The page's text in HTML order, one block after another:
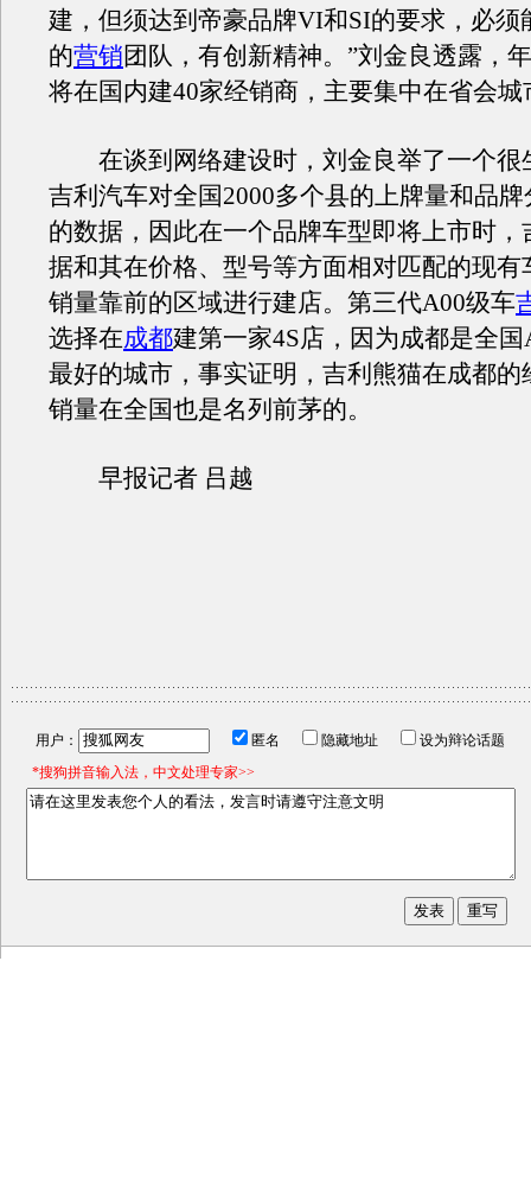
建，但须达到帝豪品牌VI和SI的要求，必须
的营销团队，有创新精神。”刘金良透露，
将在国内建40家经销商，主要集中在省会
在谈到网络建设时，刘金良举了一个很
吉利汽车对全国2000多个县的上牌量和品
的数据，因此在一个品牌车型即将上市时，
据和其在价格、型号等方面相对匹配的现有
销量靠前的区域进行建店。第三代A00级车
选择在成都建第一家4S店，因为成都是全
最好的城市，事实证明，吉利熊猫在成都的
销量在全国也是名列前茅的。
早报记者 吕越
用户： 匿名 隐藏地址
设为辩论话题
*搜狗拼音输入法，中文处理专家>>